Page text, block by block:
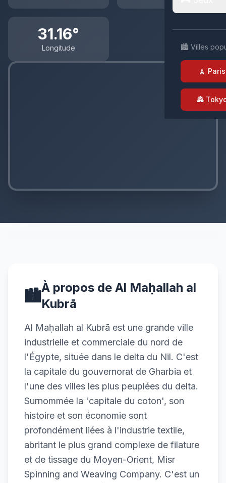
🏙️ Villes
🗼 Paris
🏯
31.16°
Longitude
🏙️À propos de Al Maḥallah al
Kubrā
Al Maḥallah al Kubrā est une grande ville
industrielle et commerciale du nord de
l'Égypte, située dans le delta du Nil. C'est
la capitale du gouvernorat de Gharbia et
l'une des villes les plus peuplées du delta.
Surnommée la 'capitale du coton', son
histoire et son économie sont
profondément liées à l'industrie textile,
abritant le plus grand complexe de filature
et de tissage du Moyen-Orient, Misr
Spinning and Weaving Company. C'est un